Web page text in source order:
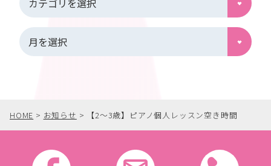
HOME > お知らせ > 【2〜3歳】ピアノ個人レッスン空き時間